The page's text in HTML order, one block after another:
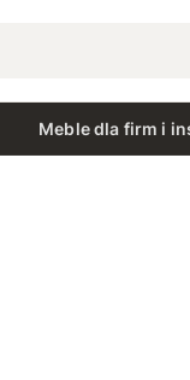
Meble dla firm i